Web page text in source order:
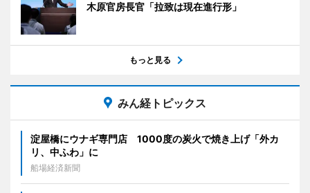
木原官房長官「拉致は現在進行形」
もっと見る
みん経トピックス
淀屋橋にウナギ専門店 1000度の炭火で焼き上げ「外カ
リ、中ふわ」に
船場経済新聞